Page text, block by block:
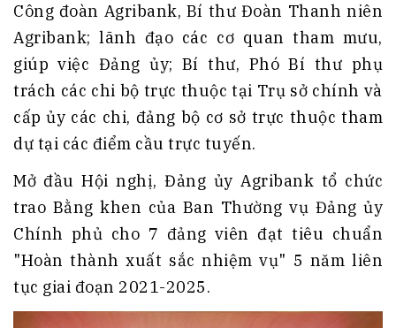
Công đoàn Agribank, Bí thư Đoàn Thanh niên
Agribank; lãnh đạo các cơ quan tham mưu,
giúp việc Đảng ủy; Bí thư, Phó Bí thư phụ
trách các chi bộ trực thuộc tại Trụ sở chính và
cấp ủy các chi, đảng bộ cơ sở trực thuộc tham
dự tại các điểm cầu trực tuyến.
Mở đầu Hội nghị, Đảng ủy Agribank tổ chức
trao Bằng khen của Ban Thường vụ Đảng ủy
Chính phủ cho 7 đảng viên đạt tiêu chuẩn
"Hoàn thành xuất sắc nhiệm vụ" 5 năm liên
tục giai đoạn 2021-2025.